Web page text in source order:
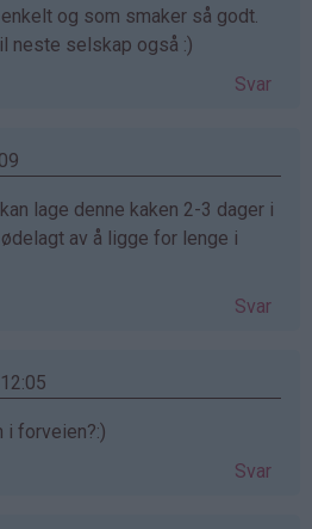
og som smaker så godt.
neste selskap også :)
Svar
lage denne kaken 2-3 dager i
av å ligge for lenge i
Svar
i forveien?:)
Svar